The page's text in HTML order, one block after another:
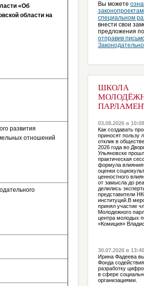
«Об
области на
развития
отношений
Вы можете
специальном
внести свои
предложения
отправив
ШКОЛА
03.08.2026 в 10:08
Как создавать
приносят пользу
отклик в
2026 года во
Ульяновске
практическая
формула
оценки
ценностного
от замысла до
делились
представители
институций.В
принял участие
Молодежного
центра молодых
«Комиция»
30.07.2026 в 13:40
Ирина Фадеева
Фонда
разработку
в сфере
организациями.